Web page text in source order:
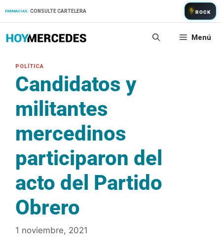
FARMACIAS: CONSULTE CARTELERA ROCK
Menú
Candidatos y
militantes
mercedinos
participaron del
acto del Partido
Obrero
1 noviembre, 2021